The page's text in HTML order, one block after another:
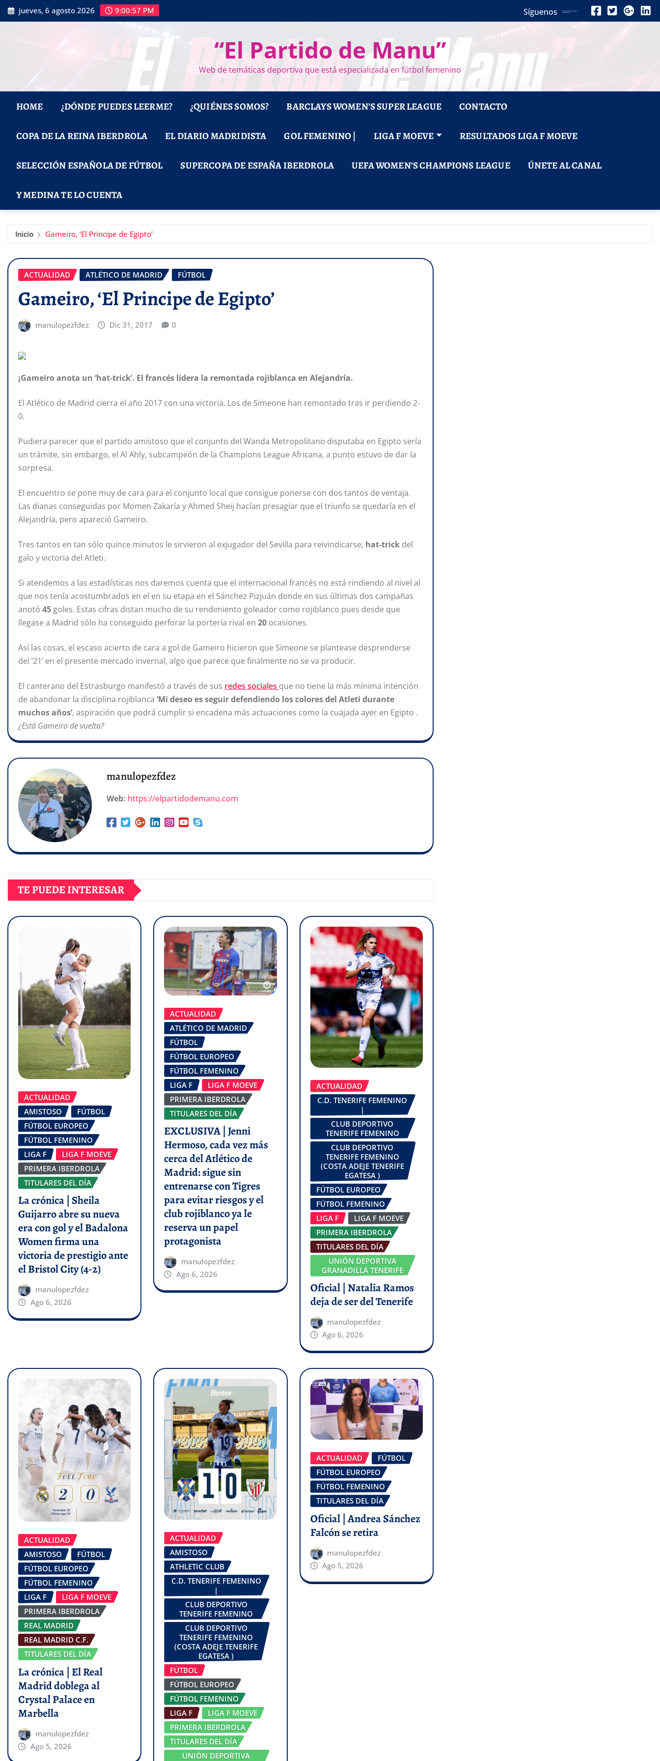
Saltar
al
jueves, 6 agosto 2026 9:00:58 PM Síguenos
“El Partido de Manu”
Web de temáticas deportiva que está especializada en fútbol femenino
HOME ¿DÓNDE PUEDES LEERME? ¿QUIÉNES SOMOS? BARCLAYS WOMEN’S SUPER LEAGUE CONTACTO
COPA DE LA REINA IBERDROLA EL DIARIO MADRIDISTA GOL FEMENINO | LIGA F MOEVE RESULTADOS LIGA F MOEVE
SELECCIÓN ESPAÑOLA DE FÚTBOL SUPERCOPA DE ESPAÑA IBERDROLA UEFA WOMEN’S CHAMPIONS LEAGUE ÚNETE AL CANAL
Y MEDINA TE LO CUENTA
Inicio Gameiro, ‘El Principe de Egipto’
ACTUALIDAD ATLÉTICO DE MADRID FÚTBOL
Gameiro, ‘El Principe de Egipto’
manulopezfdez Dic 31, 2017 0
¡Gameiro anota un ‘hat-trick’. El francés lidera la remontada rojiblanca en Alejandría.
El Atlético de Madrid cierra el año 2017 con una victoria. Los de Simeone han remontado tras ir perdiendo 2-
0.
Pudiera parecer que el partido amistoso que el conjunto del Wanda Metropolitano disputaba en Egipto sería
un trámite, sin embargo, el Al Ahly, subcampeón de la Champions League Africana, a punto estuvo de dar la
sorpresa.
El encuentro se pone muy de cara para el conjunto local que consigue ponerse con dos tantos de ventaja.
Las dianas conseguidas por Momen Zakaría y Ahmed Sheij hacían presagiar que el triunfo se quedaría en el
Alejandría, pero apareció Gameiro.
Tres tantos en tan sólo quince minutos le sirvieron al exjugador del Sevilla para reivindicarse, hat-trick del
galo y victoria del Atleti.
Si atendemos a las estadísticas nos daremos cuenta que el internacional francés no está rindiendo al nivel al
que nos tenía acostumbrados en el en su etapa en el Sánchez Pizjuán donde en sus últimas dos campañas
anotó 45 goles. Estas cifras distan mucho de su rendimiento goleador como rojiblanco pues desde que
llegase a Madrid sólo ha conseguido perforar la portería rival en 20 ocasiones.
Así las cosas, el escaso acierto de cara a gol de Gameiro hicieron que Simeone se plantease desprenderse
del ’21’ en el presente mercado invernal, algo que parece que finalmente no se va producir.
El canterano del Estrasburgo manifestó a través de sus redes sociales que no tiene la más mínima intención
de abandonar la disciplina rojiblanca ‘Mi deseo es seguir defendiendo los colores del Atleti durante
muchos años’, aspiración que podrá cumplir si encadena más actuaciones como la cuajada ayer en Egipto .
¿Está Gameiro de vuelta?
manulopezfdez
Web: https://elpartidodemanu.com
TE PUEDE INTERESAR
ACTUALIDAD
AMISTOSO
FÚTBOL
FÚTBOL EUROPEO
FÚTBOL FEMENINO
LIGA F
LIGA F MOEVE
PRIMERA IBERDROLA
TITULARES DEL DÍA
La crónica | Sheila
Guijarro abre su nueva
era con gol y el Badalona
Women firma una
victoria de prestigio ante
el Bristol City (4-2)
manulopezfdez
Ago 6, 2026
ACTUALIDAD
ATLÉTICO DE MADRID
FÚTBOL
FÚTBOL EUROPEO
FÚTBOL FEMENINO
LIGA F
LIGA F MOEVE
PRIMERA IBERDROLA
TITULARES DEL DÍA
EXCLUSIVA | Jenni
Hermoso, cada vez más
cerca del Atlético de
Madrid: sigue sin
entrenarse con Tigres
para evitar riesgos y el
club rojiblanco ya le
reserva un papel
protagonista
manulopezfdez
Ago 6, 2026
ACTUALIDAD
C.D. TENERIFE FEMENINO
|
CLUB DEPORTIVO
TENERIFE FEMENINO
CLUB DEPORTIVO
TENERIFE FEMENINO
(COSTA ADEJE TENERIFE
EGATESA )
FÚTBOL EUROPEO
FÚTBOL FEMENINO
LIGA F
LIGA F MOEVE
PRIMERA IBERDROLA
TITULARES DEL DÍA
UNIÓN DEPORTIVA
GRANADILLA TENERIFE
Oficial | Natalia Ramos
deja de ser del Tenerife
manulopezfdez
Ago 6, 2026
ACTUALIDAD
AMISTOSO
FÚTBOL
FÚTBOL EUROPEO
FÚTBOL FEMENINO
LIGA F
LIGA F MOEVE
PRIMERA IBERDROLA
REAL MADRID
REAL MADRID C.F.
TITULARES DEL DÍA
La crónica | El Real
Madrid doblega al
Crystal Palace en
Marbella
manulopezfdez
Ago 5, 2026
ACTUALIDAD
AMISTOSO
ATHLETIC CLUB
C.D. TENERIFE FEMENINO
|
CLUB DEPORTIVO
TENERIFE FEMENINO
CLUB DEPORTIVO
TENERIFE FEMENINO
(COSTA ADEJE TENERIFE
EGATESA )
FÚTBOL
FÚTBOL EUROPEO
FÚTBOL FEMENINO
LIGA F
LIGA F MOEVE
PRIMERA IBERDROLA
TITULARES DEL DÍA
UNIÓN DEPORTIVA
ACTUALIDAD
FÚTBOL
FÚTBOL EUROPEO
FÚTBOL FEMENINO
TITULARES DEL DÍA
Oficial | Andrea Sánchez
Falcón se retira
manulopezfdez
Ago 5, 2026